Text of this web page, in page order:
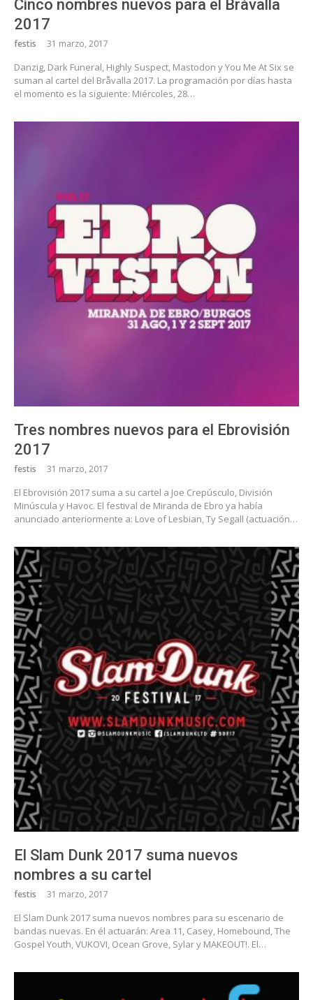
Cinco nombres nuevos para el Bråvalla
2017
festis 31 marzo, 2017
Danzig, Dark Funeral, Highly Suspect, Mastodon y You Me At Six se
suman al cartel del Bråvalla 2017. La programación por días hasta
el momento es la siguiente: Miércoles, 28…
Tres nombres nuevos para el Ebrovisión
2017
festis 31 marzo, 2017
El Ebrovisión 2017 suma a su cartel a Joe Crepúsculo, División
Minúscula y Havoc. El festival de Miranda de Ebro ya había
anunciado anteriormente a: Love of Lesbian, Ty Segall (actuación…
El Slam Dunk 2017 suma nuevos
nombres a su cartel
festis 31 marzo, 2017
El Slam Dunk 2017 suma nuevos nombres para su escenario de
bandas nuevas. En él actuarán: Area 11, Casey, Homebound, The
Gospel Youth, VUKOVI, Ocean Grove, Sylar y MAKEOUT!. El…